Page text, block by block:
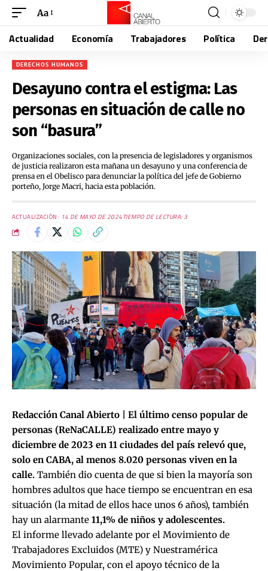
Aa
Actualidad Economía Trabajadores Política
DERECHOS HUMANOS
Desayuno contra el estigma: Las
personas en situación de calle no
son “basura”
Organizaciones sociales, con la presencia de legisladores y organismos
de justicia realizaron esta mañana un desayuno y una conferencia de
prensa en el Obelisco para denunciar la política del jefe de Gobierno
porteño, Jorge Macri, hacia esta población.
ACTUALIZACIÓN: 14 DE MAYO DE 2024TIEMPO DE LECTURA: 3
Redacción Canal Abierto | El último censo popular de
personas (ReNaCALLE) realizado entre mayo y
diciembre de 2023 en 11 ciudades del país relevó que,
solo en CABA, al menos 8.020 personas viven en la
calle. También dio cuenta de que si bien la mayoría son
hombres adultos que hace tiempo se encuentran en esa
situación (la mitad de ellos hace unos 6 años), también
hay un alarmante 11,1% de niños y adolescentes.
El informe llevado adelante por el Movimiento de
Trabajadores Excluidos (MTE) y Nuestramérica
Movimiento Popular, con el apoyo técnico de la